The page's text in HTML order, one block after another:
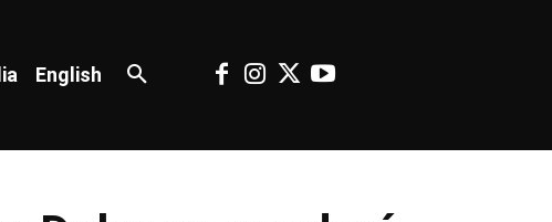
English